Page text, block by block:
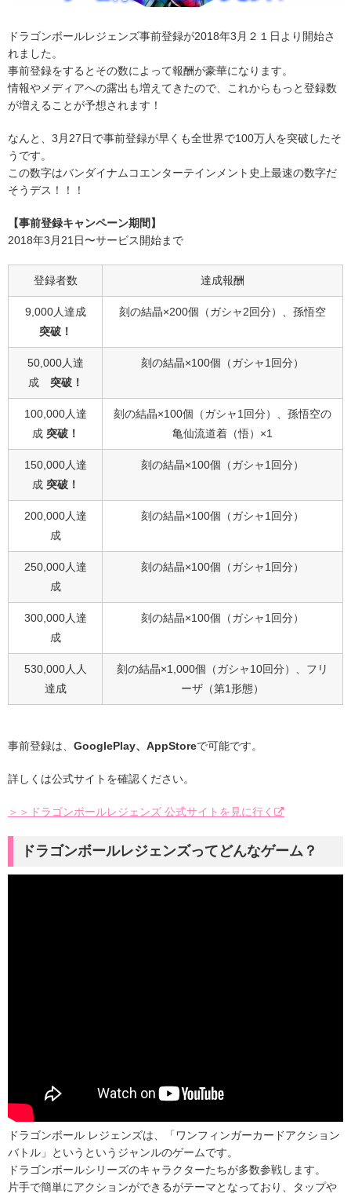
ドラゴンボールレジェンズ事前登録が2018年3月２１日より開始さ
れました。
事前登録をするとその数によって報酬が豪華になります。
情報やメディアへの露出も増えてきたので、これからもっと登録数
が増えることが予想されます！
なんと、3月27日で事前登録が早くも全世界で100万人を突破したそ
うです。
この数字はバンダイナムコエンターテインメント史上最速の数字だ
そうデス！！！
【事前登録キャンペーン期間】
2018年3月21日〜サービス開始まで
登録者数 達成報酬
9,000人達成
突破！
刻の結晶×200個（ガシャ2回分）、孫悟空
50,000人達
成 突破！
刻の結晶×100個（ガシャ1回分）
100,000人達
成 突破！
刻の結晶×100個（ガシャ1回分）、孫悟空の
亀仙流道着（悟）×1
150,000人達
成 突破！
刻の結晶×100個（ガシャ1回分）
200,000人達
成
刻の結晶×100個（ガシャ1回分）
250,000人達
成
刻の結晶×100個（ガシャ1回分）
300,000人達
成
刻の結晶×100個（ガシャ1回分）
530,000人人
達成
刻の結晶×1,000個（ガシャ10回分）、フリ
ーザ（第1形態）
事前登録は、 GooglePlay、AppStoreで可能です。
詳しくは公式サイトを確認ください。
＞＞ドラゴンボールレジェンズ 公式サイトを見に行く
ドラゴンボールレジェンズってどんなゲーム？
ドラゴンボール レジェンズは、「ワンフィンガーカードアクション
バトル」というというジャンルのゲームです。
ドラゴンボールシリーズのキャラクターたちが多数参戦します。
片手で簡単にアクションができるがテーマとなっており、タップや